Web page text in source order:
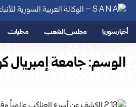
أخبار سوريا مجلس الشعب محليات
الوسم:جامعة إمبريال